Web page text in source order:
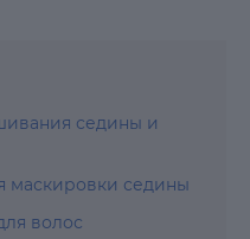
седины и
маскировки седины
волос